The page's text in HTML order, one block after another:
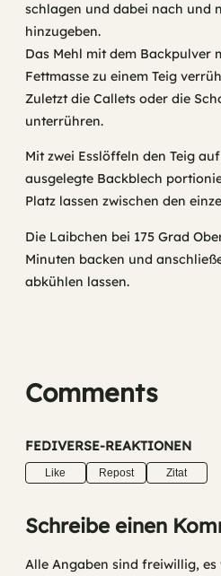
schlagen und dabei nach und
hinzugeben.
Das Mehl mit dem Backpulver
Fettmasse zu einem Teig
Zuletzt die Callets oder die
unterrühren.
Mit zwei Esslöffeln den Teig
ausgelegte Backblech
Platz lassen zwischen den
Die Laibchen bei 175 Grad
Minuten backen und
abkühlen lassen.
Comments
FEDIVERSE-REAKTIONEN
Like Repost Zitat
Schreibe einen
Alle Angaben sind freiwillig, es